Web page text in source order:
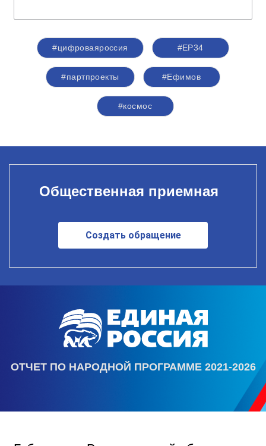
#цифроваяроссия #ЕР34
#партпроекты #Ефимов
#космос
Общественная приемная
Создать обращение
ОТЧЕТ ПО НАРОДНОЙ ПРОГРАММЕ 2021-2026